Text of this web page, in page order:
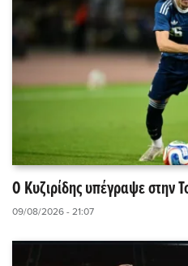
Ο Κυζιρίδης υπέγραψε στην
09/08/2026 - 21:07